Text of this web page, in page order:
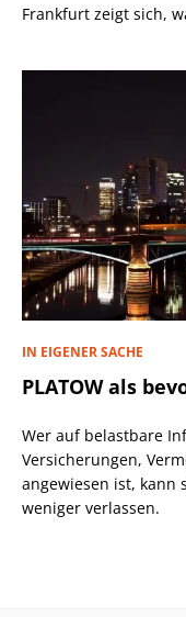
Frankfurt zeigt sich,
IN EIGENER SACHE
PLATOW als
Wer auf belastbare
Versicherungen,
angewiesen ist, kann
weniger verlassen.